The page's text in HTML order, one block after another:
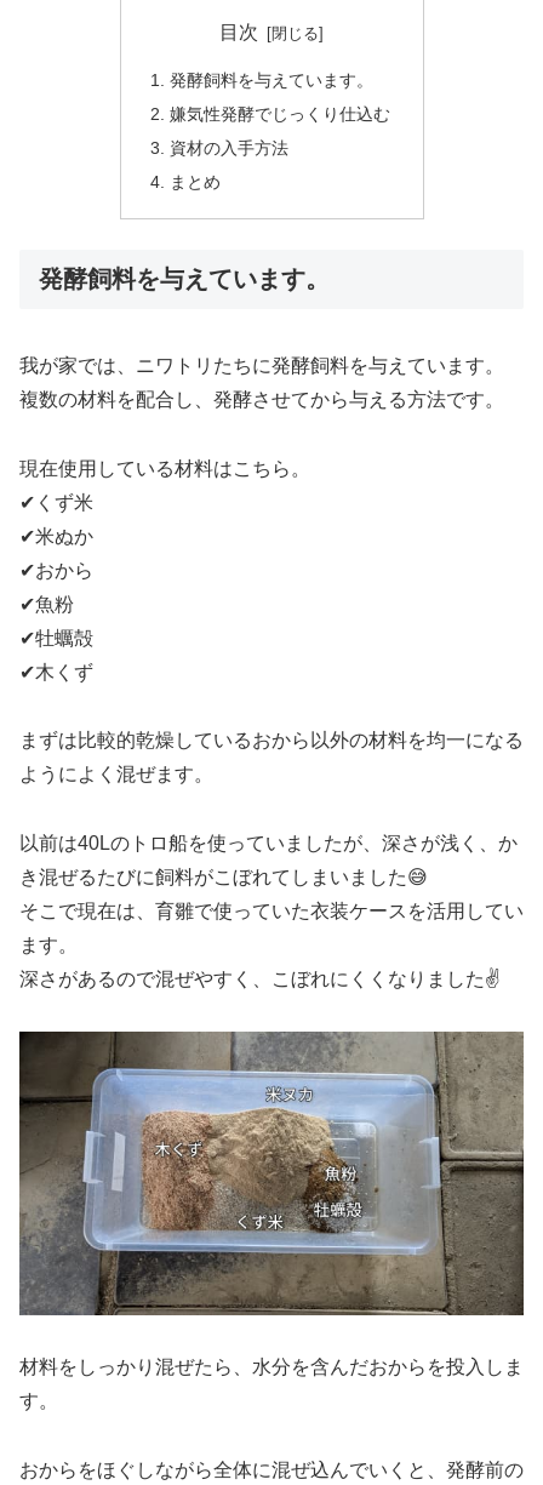
目次
発酵飼料を与えています。
嫌気性発酵でじっくり仕込む
資材の入手方法
まとめ
発酵飼料を与えています。
我が家では、ニワトリたちに発酵飼料を与えています。
複数の材料を配合し、発酵させてから与える方法です。
現在使用している材料はこちら。
✔くず米
✔米ぬか
✔おから
✔魚粉
✔牡蠣殻
✔木くず
まずは比較的乾燥しているおから以外の材料を均一になる
ようによく混ぜます。
以前は40Lのトロ船を使っていましたが、深さが浅く、か
き混ぜるたびに飼料がこぼれてしまいました😅
そこで現在は、育雛で使っていた衣装ケースを活用してい
ます。
深さがあるので混ぜやすく、こぼれにくくなりました✌️
材料をしっかり混ぜたら、水分を含んだおからを投入しま
す。
おからをほぐしながら全体に混ぜ込んでいくと、発酵前の